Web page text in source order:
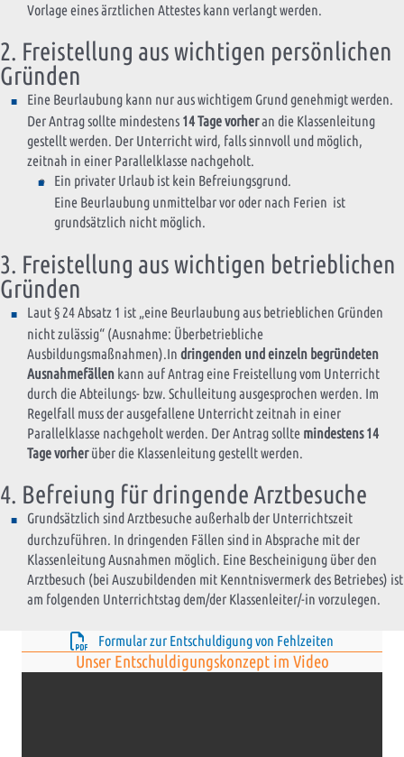
Vorlage eines ärztlichen Attestes kann verlangt werden.
2. Freistellung aus wichtigen persönlichen
Gründen
Eine Beurlaubung kann nur aus wichtigem Grund genehmigt werden.
Der Antrag sollte mindestens 14 Tage vorheran die Klassenleitung
gestellt werden. Der Unterricht wird, falls sinnvoll und möglich,
zeitnah in einer Parallelklasse nachgeholt.
Ein privater Urlaub ist kein Befreiungsgrund.
Eine Beurlaubung unmittelbar vor oder nach Ferien ist
grundsätzlich nicht möglich.
3. Freistellung aus wichtigen betrieblichen
Gründen
Laut § 24 Absatz 1 ist „eine Beurlaubung aus betrieblichen Gründen
nicht zulässig“ (Ausnahme: Überbetriebliche
Ausbildungsmaßnahmen).In dringenden und einzeln begründeten
Ausnahmefällen kann auf Antrag eine Freistellung vom Unterricht
durch die Abteilungs- bzw. Schulleitung ausgesprochen werden. Im
Regelfall muss der ausgefallene Unterricht zeitnah in einer
Parallelklasse nachgeholt werden. Der Antrag sollte mindestens 14
Tage vorherüber die Klassenleitung gestellt werden.
4. Befreiung für dringende Arztbesuche
Grundsätzlich sind Arztbesuche außerhalb der Unterrichtszeit
durchzuführen. In dringenden Fällen sind in Absprache mit der
Klassenleitung Ausnahmen möglich. Eine Bescheinigung über den
Arztbesuch (bei Auszubildenden mit Kenntnisvermerk des Betriebes) ist
am folgenden Unterrichtstag dem/der Klassenleiter/-in vorzulegen.
Formular zur Entschuldigung von Fehlzeiten
Unser Entschuldigungskonzept im Video